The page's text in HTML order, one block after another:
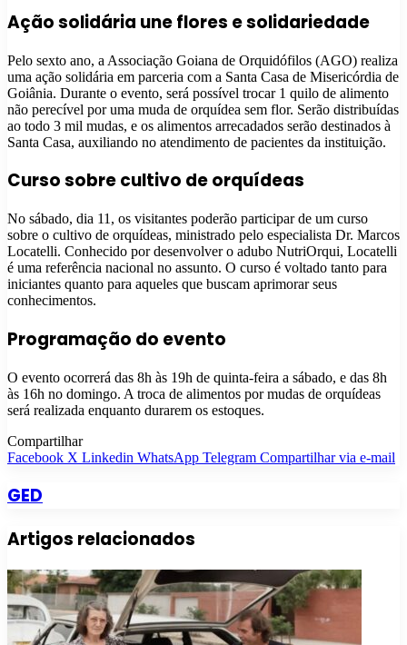
Ação solidária une flores e solidariedade
Pelo sexto ano, a Associação Goiana de Orquidófilos (AGO) realiza
uma ação solidária em parceria com a Santa Casa de Misericórdia de
Goiânia. Durante o evento, será possível trocar 1 quilo de alimento
não perecível por uma muda de orquídea sem flor. Serão distribuídas
ao todo 3 mil mudas, e os alimentos arrecadados serão destinados à
Santa Casa, auxiliando no atendimento de pacientes da instituição.
Curso sobre cultivo de orquídeas
No sábado, dia 11, os visitantes poderão participar de um curso
sobre o cultivo de orquídeas, ministrado pelo especialista Dr. Marcos
Locatelli. Conhecido por desenvolver o adubo NutriOrqui, Locatelli
é uma referência nacional no assunto. O curso é voltado tanto para
iniciantes quanto para aqueles que buscam aprimorar seus
conhecimentos.
Programação do evento
O evento ocorrerá das 8h às 19h de quinta-feira a sábado, e das 8h
às 16h no domingo. A troca de alimentos por mudas de orquídeas
será realizada enquanto durarem os estoques.
Compartilhar
Facebook X Linkedin WhatsApp Telegram Compartilhar via e-mail
GED
Artigos relacionados